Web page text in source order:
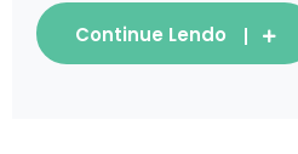
Continue Lendo